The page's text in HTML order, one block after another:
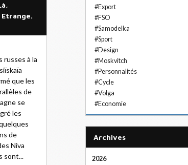
russes à la
que les
de
se
les
de
Niva
sont...
#Export
#FSO
#Samodelka
#Sport
#Design
#Moskvitch
#Personnalités
#Cycle
#Volga
#Economie
Archives
2026